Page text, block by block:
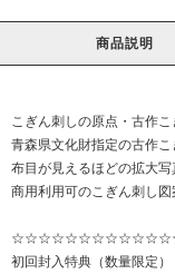
商品説明
こぎん刺しの原点・古作
青森県文化財指定の古作
布目が見えるほどの拡大写
商用利用可のこぎん刺し図
初回封入特典（数量限定）